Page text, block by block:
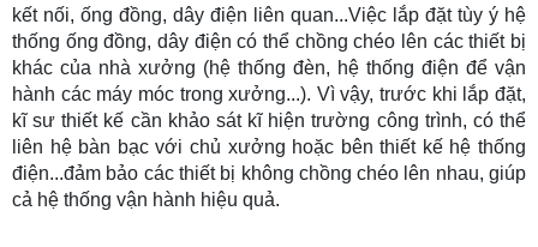
kết nối, ống đồng, dây điện liên quan...Việc lắp đặt tùy ý hệ
thống ống đồng, dây điện có thể chồng chéo lên các thiết bị
khác của nhà xưởng (hệ thống đèn, hệ thống điện để vận
hành các máy móc trong xưởng...). Vì vậy, trước khi lắp đặt,
kĩ sư thiết kế cần khảo sát kĩ hiện trường công trình, có thể
liên hệ bàn bạc với chủ xưởng hoặc bên thiết kế hệ thống
điện...đảm bảo các thiết bị không chồng chéo lên nhau, giúp
cả hệ thống vận hành hiệu quả.